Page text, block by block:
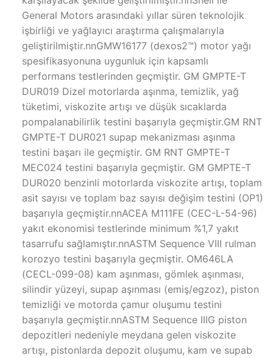
General Motors arasındaki yıllar süren teknolojik
işbirliği ve yağlayıcı araştırma çalışmalarıyla
geliştirilmiştir.nnGMW16177 (dexos2™) motor yağı
spesifikasyonuna uygunluk için kapsamlı
performans testlerinden geçmiştir. GM GMPTE-T
DUR019 Dizel motorlarda aşınma, temizlik, yağ
tüketimi, viskozite artışı ve düşük sıcaklarda
pompalanabilirlik testini başarıyla geçmiştir.GM RNT
GMPTE-T DUR021 supap mekanizması aşınma
testini başarı ile geçmiştir. GM RNT GMPTE-T
MEC024 testini başarıyla geçmiştir. GM GMPTE-T
DUR020 benzinli motorlarda viskozite artışı, toplam
asit sayısı ve toplam baz sayısı değişim testini (OP1)
başarıyla geçmiştir.nnACEA M111FE (CEC-L-54-96)
yakıt ekonomisi testlerinde minimum %1,7 yakıt
tasarrufu sağlamıştır.nnASTM Sequence VIII rulman
korozyo testini başarıyla geçmiştir. OM646LA
(CECL-099-08) kam aşınması, gömlek aşınması,
silindir yüzeyi, supap aşınması (emiş/egzoz), piston
temizliği ve motorda çamur oluşumu testini
başarıyla geçmiştir.nnASTM Sequence IIIG piston
depozitleri nedeniyle meydana gelen viskozite
artışı, pistonlarda depozit oluşumu, kam ve supab